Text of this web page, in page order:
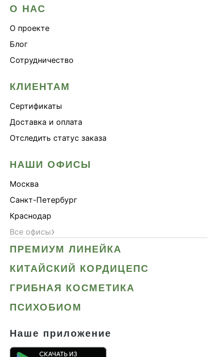
О НАС
О проекте
Блог
Сотрудничество
КЛИЕНТАМ
Сертификаты
Доставка и оплата
Отследить статус заказа
НАШИ ОФИСЫ
Москва
Санкт-Петербург
Краснодар
Все офисы›
ПРЕМИУМ ЛИНЕЙКА
КИТАЙСКИЙ КОРДИЦЕПС
ГРИБНАЯ КОСМЕТИКА
ПСИХОБИОМ
Наше приложение